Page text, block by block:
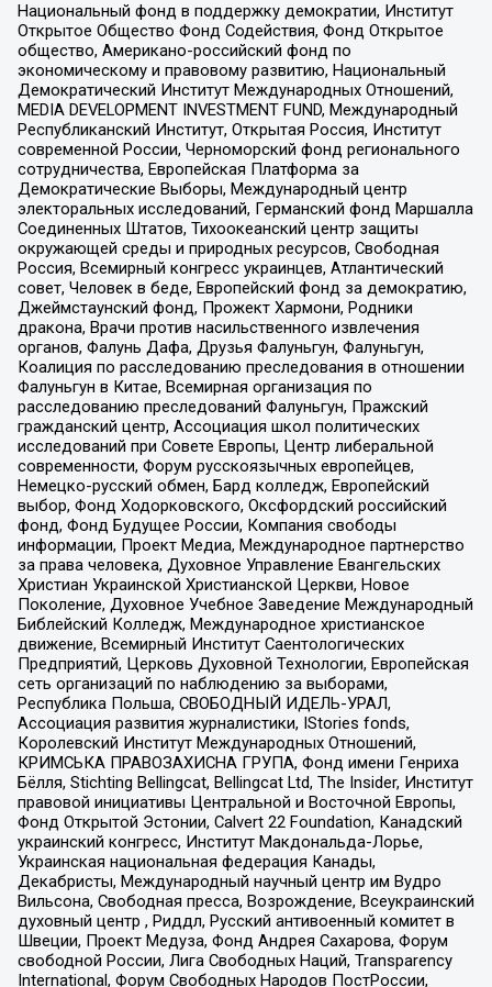
Национальный фонд в поддержку демократии, Институт
Открытое Общество Фонд Содействия, Фонд Открытое
общество, Американо-российский фонд по
экономическому и правовому развитию, Национальный
Демократический Институт Международных Отношений,
MEDIA DEVELOPMENT INVESTMENT FUND, Международный
Республиканский Институт, Открытая Россия, Институт
современной России, Черноморский фонд регионального
сотрудничества, Европейская Платформа за
Демократические Выборы, Международный центр
электоральных исследований, Германский фонд Маршалла
Соединенных Штатов, Тихоокеанский центр защиты
окружающей среды и природных ресурсов, Свободная
Россия, Всемирный конгресс украинцев, Атлантический
совет, Человек в беде, Европейский фонд за демократию,
Джеймстаунский фонд, Прожект Хармони, Родники
дракона, Врачи против насильственного извлечения
органов, Фалунь Дафа, Друзья Фалуньгун, Фалуньгун,
Коалиция по расследованию преследования в отношении
Фалуньгун в Китае, Всемирная организация по
расследованию преследований Фалуньгун, Пражский
гражданский центр, Ассоциация школ политических
исследований при Совете Европы, Центр либеральной
современности, Форум русскоязычных европейцев,
Немецко-русский обмен, Бард колледж, Европейский
выбор, Фонд Ходорковского, Оксфордский российский
фонд, Фонд Будущее России, Компания свободы
информации, Проект Медиа, Международное партнерство
за права человека, Духовное Управление Евангельских
Христиан Украинской Христианской Церкви, Новое
Поколение, Духовное Учебное Заведение Международный
Библейский Колледж, Международное христианское
движение, Всемирный Институт Саентологических
Предприятий, Церковь Духовной Технологии, Европейская
сеть организаций по наблюдению за выборами,
Республика Польша, СВОБОДНЫЙ ИДЕЛЬ-УРАЛ,
Ассоциация развития журналистики, IStories fonds,
Королевский Институт Международных Отношений,
КРИМСЬКА ПРАВОЗАХИСНА ГРУПА, Фонд имени Генриха
Бёлля, Stichting Bellingcat, Bellingcat Ltd, The Insider, Институт
правовой инициативы Центральной и Восточной Европы,
Фонд Открытой Эстонии, Calvert 22 Foundation, Канадский
украинский конгресс, Институт Макдональда-Лорье,
Украинская национальная федерация Канады,
Декабристы, Международный научный центр им Вудро
Вильсона, Свободная пресса, Возрождение, Всеукраинский
духовный центр , Риддл, Русский антивоенный комитет в
Швеции, Проект Медуза, Фонд Андрея Сахарова, Форум
свободной России, Лига Свободных Наций, Transparеncy
International, Форум Свободных Народов ПостРоссии,